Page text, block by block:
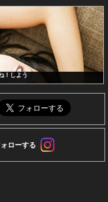
！しよう
ローする